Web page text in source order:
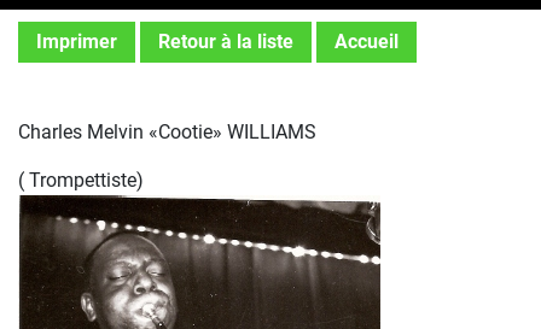
Imprimer Retour à la liste Accueil
Charles Melvin «Cootie» WILLIAMS
( Trompettiste)